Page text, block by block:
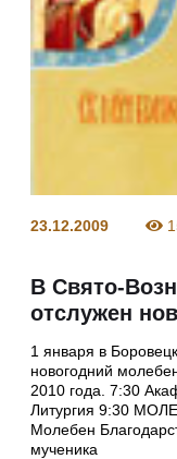
23.12.2009
В Свято-
отслужен
1 января в
новогодний
2010 года. 7:30
Литургия 9:30
Молебен
мученика